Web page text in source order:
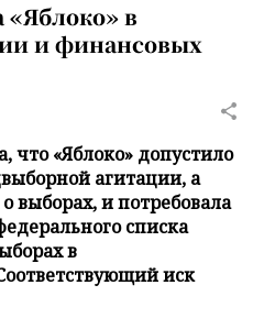
в
и финансовых
что «Яблоко» допустило
агитации, а
выборах, и потребовала
списка
в
иск